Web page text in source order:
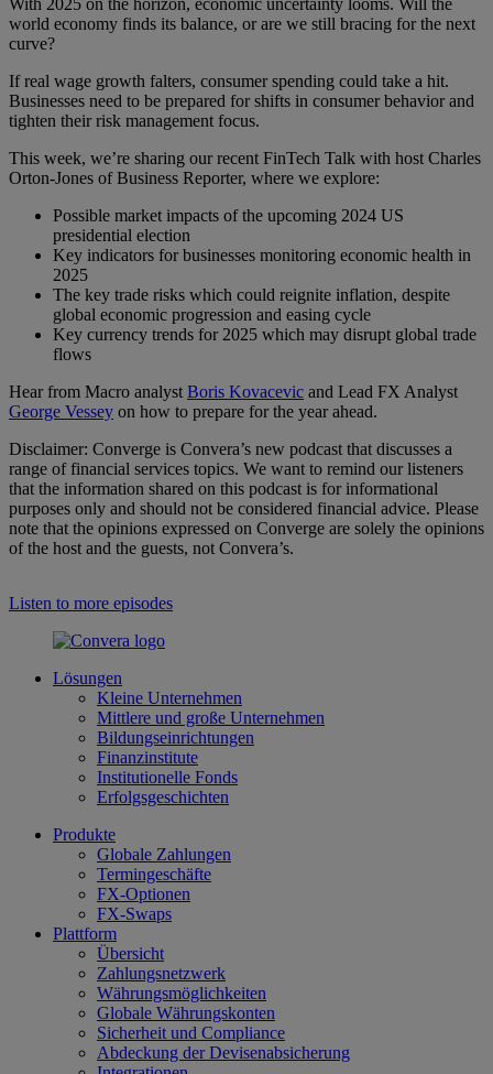
world economy finds its balance, or are we still bracing for the next
curve?
If real wage growth falters, consumer spending could take a hit.
Businesses need to be prepared for shifts in consumer behavior and
tighten their risk management focus.
This week, we’re sharing our recent FinTech Talk with host Charles
Orton-Jones of Business Reporter, where we explore:
Possible market impacts of the upcoming 2024 US
presidential election
Key indicators for businesses monitoring economic health in
2025
The key trade risks which could reignite inflation, despite
global economic progression and easing cycle
Key currency trends for 2025 which may disrupt global trade
flows
Hear from Macro analyst Boris Kovacevic and Lead FX Analyst
George Vessey on how to prepare for the year ahead.
Disclaimer: Converge is Convera’s new podcast that discusses a
range of financial services topics. We want to remind our listeners
that the information shared on this podcast is for informational
purposes only and should not be considered financial advice. Please
note that the opinions expressed on Converge are solely the opinions
of the host and the guests, not Convera’s.
Listen to more episodes
Lösungen
Kleine Unternehmen
Mittlere und große Unternehmen
Bildungseinrichtungen
Finanzinstitute
Institutionelle Fonds
Erfolgsgeschichten
Produkte
Globale Zahlungen
Termingeschäfte
FX-Optionen
FX-Swaps
Plattform
Übersicht
Zahlungsnetzwerk
Währungsmöglichkeiten
Globale Währungskonten
Sicherheit und Compliance
Abdeckung der Devisenabsicherung